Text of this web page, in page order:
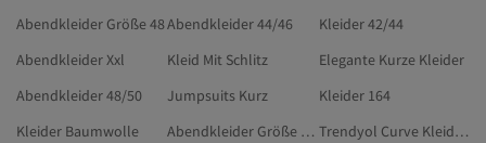
Abendkleider Größe 48Abendkleider 44/46
Kleider 42/44
Abendkleider Xxl
Kleid Mit Schlitz
Elegante Kurze Kleider
Abendkleider 48/50
Jumpsuits Kurz
Kleider 164
Kleider Baumwolle
Abendkleider Größe 60/62
Trendyol Curve Kleidung